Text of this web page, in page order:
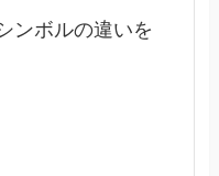
ンボルの違いを